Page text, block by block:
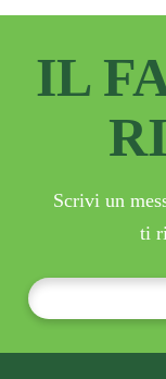
IL
Scrivi un
ti